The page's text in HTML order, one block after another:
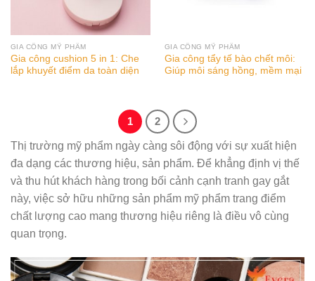
GIA CÔNG MỸ PHẨM
Gia công cushion 5 in 1: Che
lắp khuyết điểm da toàn diện
GIA CÔNG MỸ PHẨM
Gia công tẩy tế bào chết môi:
Giúp môi sáng hồng, mềm mại
1 2
Thị trường mỹ phẩm ngày càng sôi động với sự xuất hiện
đa dạng các thương hiệu, sản phẩm. Để khẳng định vị thế
và thu hút khách hàng trong bối cảnh cạnh tranh gay gắt
này, việc sở hữu những sản phẩm mỹ phẩm trang điểm
chất lượng cao mang thương hiệu riêng là điều vô cùng
quan trọng.